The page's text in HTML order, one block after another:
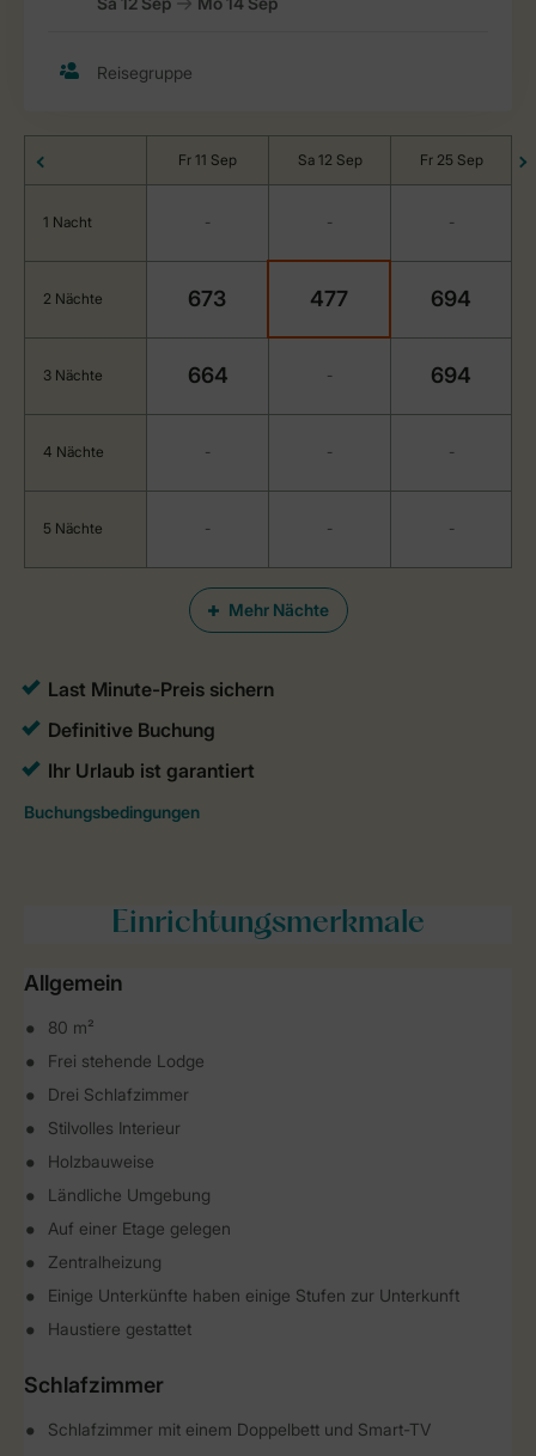
Mehr Nächte
Fr 11 Sep Sa 12 Sep Fr 25 Sep
1 Nacht - - -
2 Nächte 673 477 694
3 Nächte 664 - 694
4 Nächte - - -
5 Nächte - - -
Einrichtungsmerkmale
Allgemein
80 m²
Frei stehende Lodge
Drei Schlafzimmer
Stilvolles Interieur
Holzbauweise
Ländliche Umgebung
Auf einer Etage gelegen
Zentralheizung
Einige Unterkünfte haben einige Stufen zur Unterkunft
Haustiere gestattet
Schlafzimmer
Schlafzimmer mit einem Doppelbett und Smart-TV